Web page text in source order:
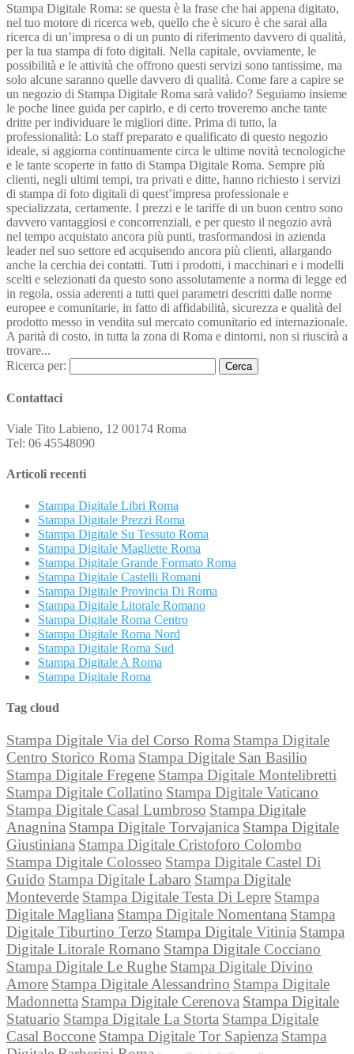
Stampa Digitale Roma: se questa è la frase che hai appena digitato,
nel tuo motore di ricerca web, quello che è sicuro è che sarai alla
ricerca di un’impresa o di un punto di riferimento davvero di qualità,
per la tua stampa di foto digitali. Nella capitale, ovviamente, le
possibilità e le attività che offrono questi servizi sono tantissime, ma
solo alcune saranno quelle davvero di qualità. Come fare a capire se
un negozio di Stampa Digitale Roma sarà valido? Seguiamo insieme
le poche linee guida per capirlo, e di certo troveremo anche tante
dritte per individuare le migliori ditte. Prima di tutto, la
professionalità: Lo staff preparato e qualificato di questo negozio
ideale, si aggiorna continuamente circa le ultime novità tecnologiche
e le tante scoperte in fatto di Stampa Digitale Roma. Sempre più
clienti, negli ultimi tempi, tra privati e ditte, hanno richiesto i servizi
di stampa di foto digitali di quest’impresa professionale e
specializzata, certamente. I prezzi e le tariffe di un buon centro sono
davvero vantaggiosi e concorrenziali, e per questo il negozio avrà
nel tempo acquistato ancora più punti, trasformandosi in azienda
leader nel suo settore ed acquisendo ancora più clienti, allargando
anche la cerchia dei contatti. Tutti i prodotti, i macchinari e i modelli
scelti e selezionati da questo sono assolutamente a norma di legge ed
in regola, ossia aderenti a tutti quei parametri descritti dalle norme
europee e comunitarie, in fatto di affidabilità, sicurezza e qualità del
prodotto messo in vendita sul mercato comunitario ed internazionale.
A parità di costo, in tutta la zona di Roma e dintorni, non si riuscirà a
trovare...
Ricerca per:
Contattaci
Viale Tito Labieno, 12 00174 Roma
Tel: 06 45548090
Articoli recenti
Stampa Digitale Libri Roma
Stampa Digitale Prezzi Roma
Stampa Digitale Su Tessuto Roma
Stampa Digitale Magliette Roma
Stampa Digitale Grande Formato Roma
Stampa Digitale Castelli Romani
Stampa Digitale Provincia Di Roma
Stampa Digitale Litorale Romano
Stampa Digitale Roma Centro
Stampa Digitale Roma Nord
Stampa Digitale Roma Sud
Stampa Digitale A Roma
Stampa Digitale Roma
Tag cloud
Stampa Digitale Via del Corso Roma Stampa Digitale
Centro Storico Roma Stampa Digitale San Basilio
Stampa Digitale Fregene Stampa Digitale Montelibretti
Stampa Digitale Collatino Stampa Digitale Vaticano
Stampa Digitale Casal Lumbroso Stampa Digitale
Anagnina Stampa Digitale Torvajanica Stampa Digitale
Giustiniana Stampa Digitale Cristoforo Colombo
Stampa Digitale Colosseo Stampa Digitale Castel Di
Guido Stampa Digitale Labaro Stampa Digitale
Monteverde Stampa Digitale Testa Di Lepre Stampa
Digitale Magliana Stampa Digitale Nomentana Stampa
Digitale Tiburtino Terzo Stampa Digitale Vitinia Stampa
Digitale Litorale Romano Stampa Digitale Cocciano
Stampa Digitale Le Rughe Stampa Digitale Divino
Amore Stampa Digitale Alessandrino Stampa Digitale
Madonnetta Stampa Digitale Cerenova Stampa Digitale
Statuario Stampa Digitale La Storta Stampa Digitale
Casal Boccone Stampa Digitale Tor Sapienza Stampa